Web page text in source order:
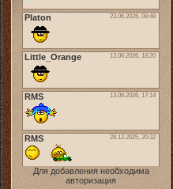
Для добавления необходима
авторизация